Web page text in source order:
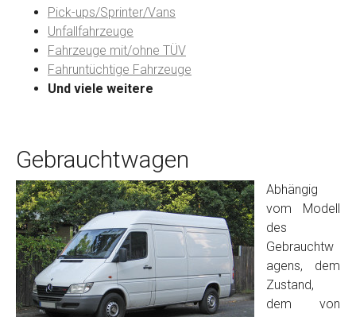
Name*
Email
PLZ und Ort
Foto Nr. 1
Pick-ups/Sprinter/Vans
Unfallfahrzeuge
Fahrzeuge mit/ohne TÜV
Fahruntüchtige Fahrzeuge
Und viele weitere
Gebrauchtwagen
Abhängig
vom Modell
des
Gebrauchtw
agens, dem
Zustand,
dem von